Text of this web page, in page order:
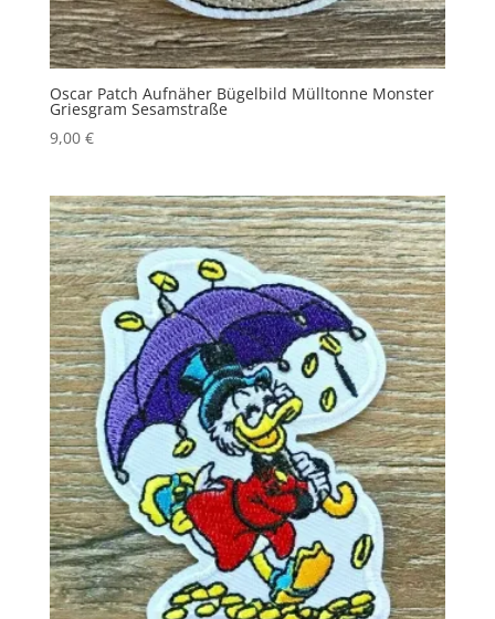
Oscar Patch Aufnäher Bügelbild Mülltonne Monster
Griesgram Sesamstraße
9,00 €